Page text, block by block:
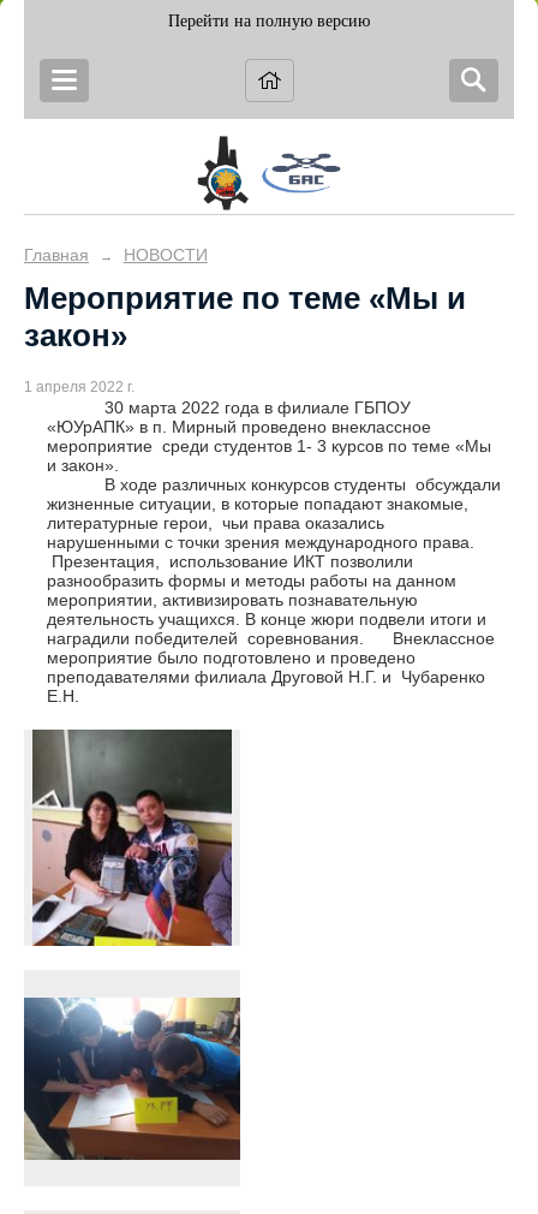
Перейти на полную версию
Главная → НОВОСТИ
Мероприятие по теме «Мы и
закон»
1 апреля 2022 г.
30 марта 2022 года в филиале ГБПОУ
«ЮУрАПК» в п. Мирный проведено внеклассное
мероприятие среди студентов 1- 3 курсов по теме «Мы
и закон».
В ходе различных конкурсов студенты обсуждали
жизненные ситуации, в которые попадают знакомые,
литературные герои, чьи права оказались
нарушенными с точки зрения международного права.
Презентация, использование ИКТ позволили
разнообразить формы и методы работы на данном
мероприятии, активизировать познавательную
деятельность учащихся. В конце жюри подвели итоги и
наградили победителей соревнования. Внеклассное
мероприятие было подготовлено и проведено
преподавателями филиала Друговой Н.Г. и Чубаренко
Е.Н.